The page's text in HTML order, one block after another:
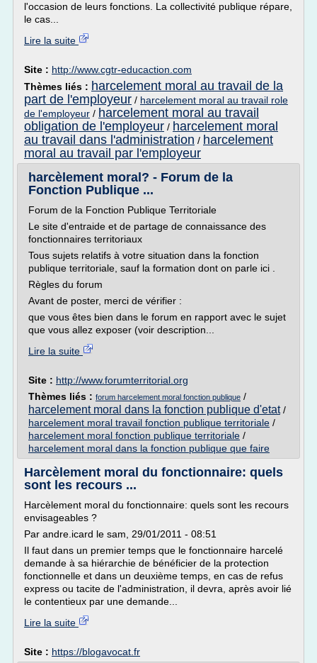
l'occasion de leurs fonctions. La collectivité publique répare,
le cas...
Lire la suite
Site : http://www.cgtr-educaction.com
Thèmes liés : harcelement moral au travail de la
part de l'employeur / harcelement moral au travail role
de l'employeur / harcelement moral au travail
obligation de l'employeur / harcelement moral
au travail dans l'administration / harcelement
moral au travail par l'employeur
harcèlement moral? - Forum de la
Fonction Publique ...
Forum de la Fonction Publique Territoriale
Le site d'entraide et de partage de connaissance des
fonctionnaires territoriaux
Tous sujets relatifs à votre situation dans la fonction
publique territoriale, sauf la formation dont on parle ici .
Règles du forum
Avant de poster, merci de vérifier :
que vous êtes bien dans le forum en rapport avec le sujet
que vous allez exposer (voir description...
Lire la suite
Site : http://www.forumterritorial.org
Thèmes liés : forum harcelement moral fonction publique /
harcelement moral dans la fonction publique d'etat/
harcelement moral travail fonction publique territoriale /
harcelement moral fonction publique territoriale /
harcelement moral dans la fonction publique que faire
Harcèlement moral du fonctionnaire: quels
sont les recours ...
Harcèlement moral du fonctionnaire: quels sont les recours
envisageables ?
Par andre.icard le sam, 29/01/2011 - 08:51
Il faut dans un premier temps que le fonctionnaire harcelé
demande à sa hiérarchie de bénéficier de la protection
fonctionnelle et dans un deuxième temps, en cas de refus
express ou tacite de l'administration, il devra, après avoir lié
le contentieux par une demande...
Lire la suite
Site : https://blogavocat.fr